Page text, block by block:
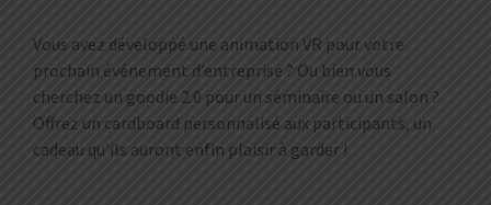
Vous avez développé une animation VR pour votre
prochain événement d’entreprise ? Ou bien vous
cherchez un goodie 2.0 pour un séminaire ou un salon ?
Offrez un cardboard personnalisé aux participants, un
cadeau qu’ils auront enfin plaisir à garder !